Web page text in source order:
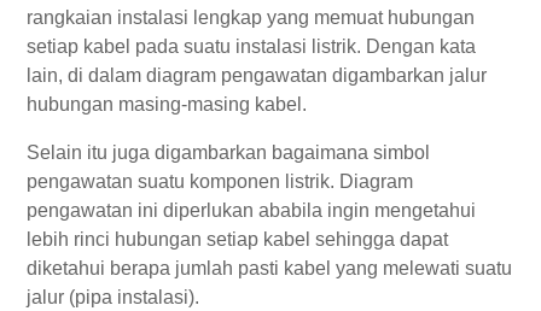
rangkaian instalasi lengkap yang memuat hubungan
setiap kabel pada suatu instalasi listrik. Dengan kata
lain, di dalam diagram pengawatan digambarkan jalur
hubungan masing-masing kabel.
Selain itu juga digambarkan bagaimana simbol
pengawatan suatu komponen listrik. Diagram
pengawatan ini diperlukan ababila ingin mengetahui
lebih rinci hubungan setiap kabel sehingga dapat
diketahui berapa jumlah pasti kabel yang melewati suatu
jalur (pipa instalasi).